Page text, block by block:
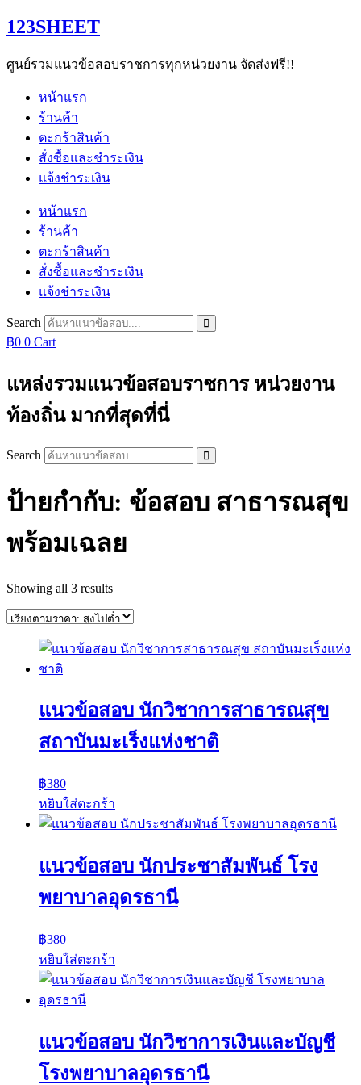
Skip
to
123SHEET
ศูนย์รวมแนวข้อสอบราชการทุกหน่วยงาน จัดส่งฟรี!!
หน้าแรก
ร้านค้า
ตะกร้าสินค้า
สั่งซื้อและชำระเงิน
แจ้งชำระเงิน
หน้าแรก
ร้านค้า
ตะกร้าสินค้า
สั่งซื้อและชำระเงิน
แจ้งชำระเงิน
Search
฿0 0 Cart
แหล่งรวมแนวข้อสอบราชการ หน่วยงาน
ท้องถิ่น มากที่สุดที่นี่
Search
ป้ายกำกับ: ข้อสอบ สาธารณสุข
พร้อมเฉลย
Showing all 3 resultsSorted
price:
to
แนวข้อสอบ นักวิชาการสาธารณสุข
สถาบันมะเร็งแห่งชาติ
฿380
หยิบใส่ตะกร้า
แนวข้อสอบ นักประชาสัมพันธ์ โรง
พยาบาลอุดรธานี
฿380
หยิบใส่ตะกร้า
แนวข้อสอบ นักวิชาการเงินและบัญชี
โรงพยาบาลอุดรธานี